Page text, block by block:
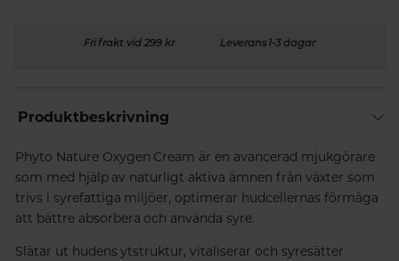
Fri frakt vid 299 kr Leverans 1-3 dagar
Produktbeskrivning
Phyto Nature Oxygen Cream är en avancerad mjukgörare
som med hjälp av naturligt aktiva ämnen från växter som
trivs i syrefattiga miljöer, optimerar hudcellernas förmåga
att bättre absorbera och använda syre.
Slätar ut hudens ytstruktur, vitaliserar och syresätter